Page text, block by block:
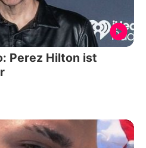
Perez Hilton ist